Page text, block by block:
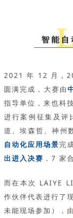
智能
2021 年 12 月，
圆满完成，大赛由
指导单位，来也科
进行案例征集及评
道、埃森哲、神州
自动化应用场景完
出进入决赛 ，7 家
而在本次 LAIYE
作伙伴代表进行了
未能现场参加），由